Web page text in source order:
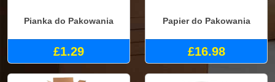
Pianka do Pakowania
£1.29
Papier do Pakowania
£16.98